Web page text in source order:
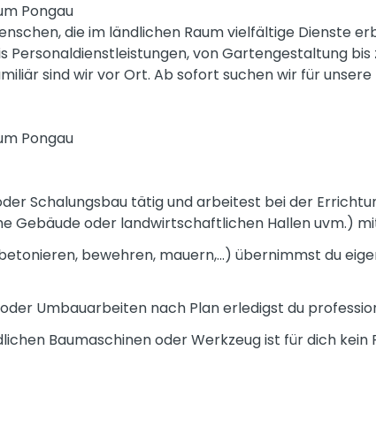
Pongau
die im ländlichen Raum vielfältige Dienste
Personaldienstleistungen, von Gartengestaltung bis
sind wir vor Ort. Ab sofort suchen wir für unsere
Pongau
Schalungsbau tätig und arbeitest bei der
Gebäude oder landwirtschaftlichen Hallen uvm.)
bewehren, mauern,...) übernimmst du
Umbauarbeiten nach Plan erledigst du
Baumaschinen oder Werkzeug ist für dich kein